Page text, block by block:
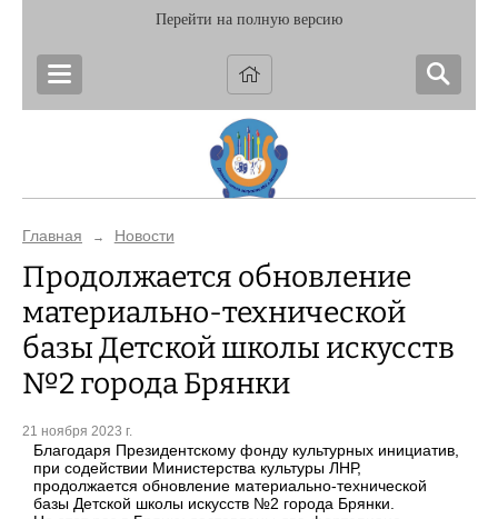
Перейти на полную версию
Главная → Новости
Продолжается обновление
материально-технической
базы Детской школы искусств
№2 города Брянки
21 ноября 2023 г.
Благодаря Президентскому фонду культурных инициатив,
при содействии Министерства культуры ЛНР,
продолжается обновление материально-технической
базы Детской школы искусств №2 города Брянки.